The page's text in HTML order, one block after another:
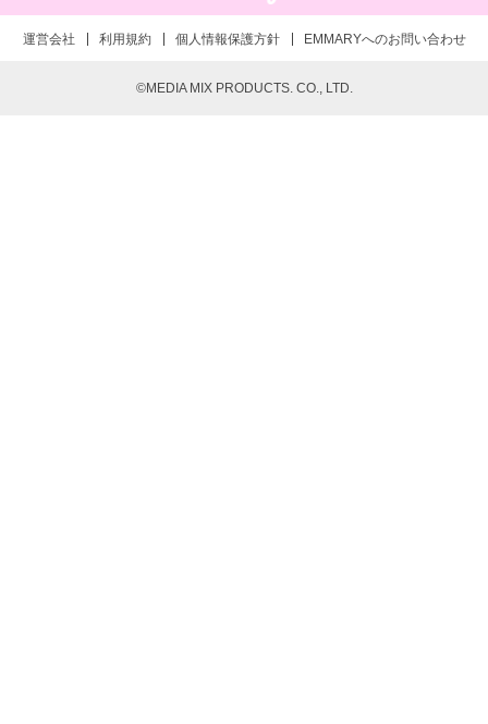
運営会社 利用規約 個人情報保護方針 EMMARYへのお問い合わせ
©MEDIA MIX PRODUCTS. CO., LTD.